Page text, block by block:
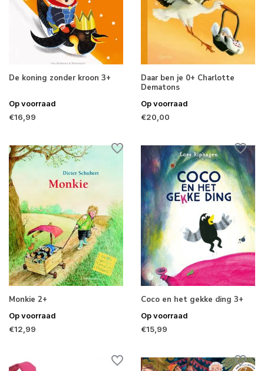
De koning zonder kroon 3+
Op voorraad
€16,99
Daar ben je 0+ Charlotte
Dematons
Op voorraad
€20,00
Monkie 2+
Op voorraad
€12,99
Coco en het gekke ding 3+
Op voorraad
€15,99